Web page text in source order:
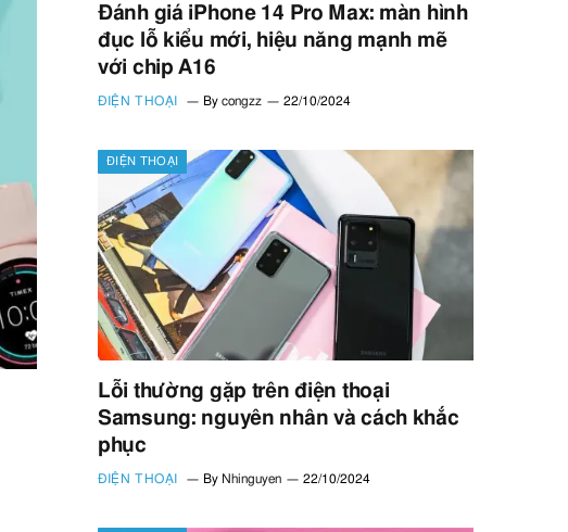
Đánh giá iPhone 14 Pro Max: màn hình
đục lỗ kiểu mới, hiệu năng mạnh mẽ
với chip A16
ĐIỆN THOẠI By congzz 22/10/2024
ĐIỆN THOẠI
Lỗi thường gặp trên điện thoại
Samsung: nguyên nhân và cách khắc
phục
ĐIỆN THOẠI By Nhinguyen 22/10/2024